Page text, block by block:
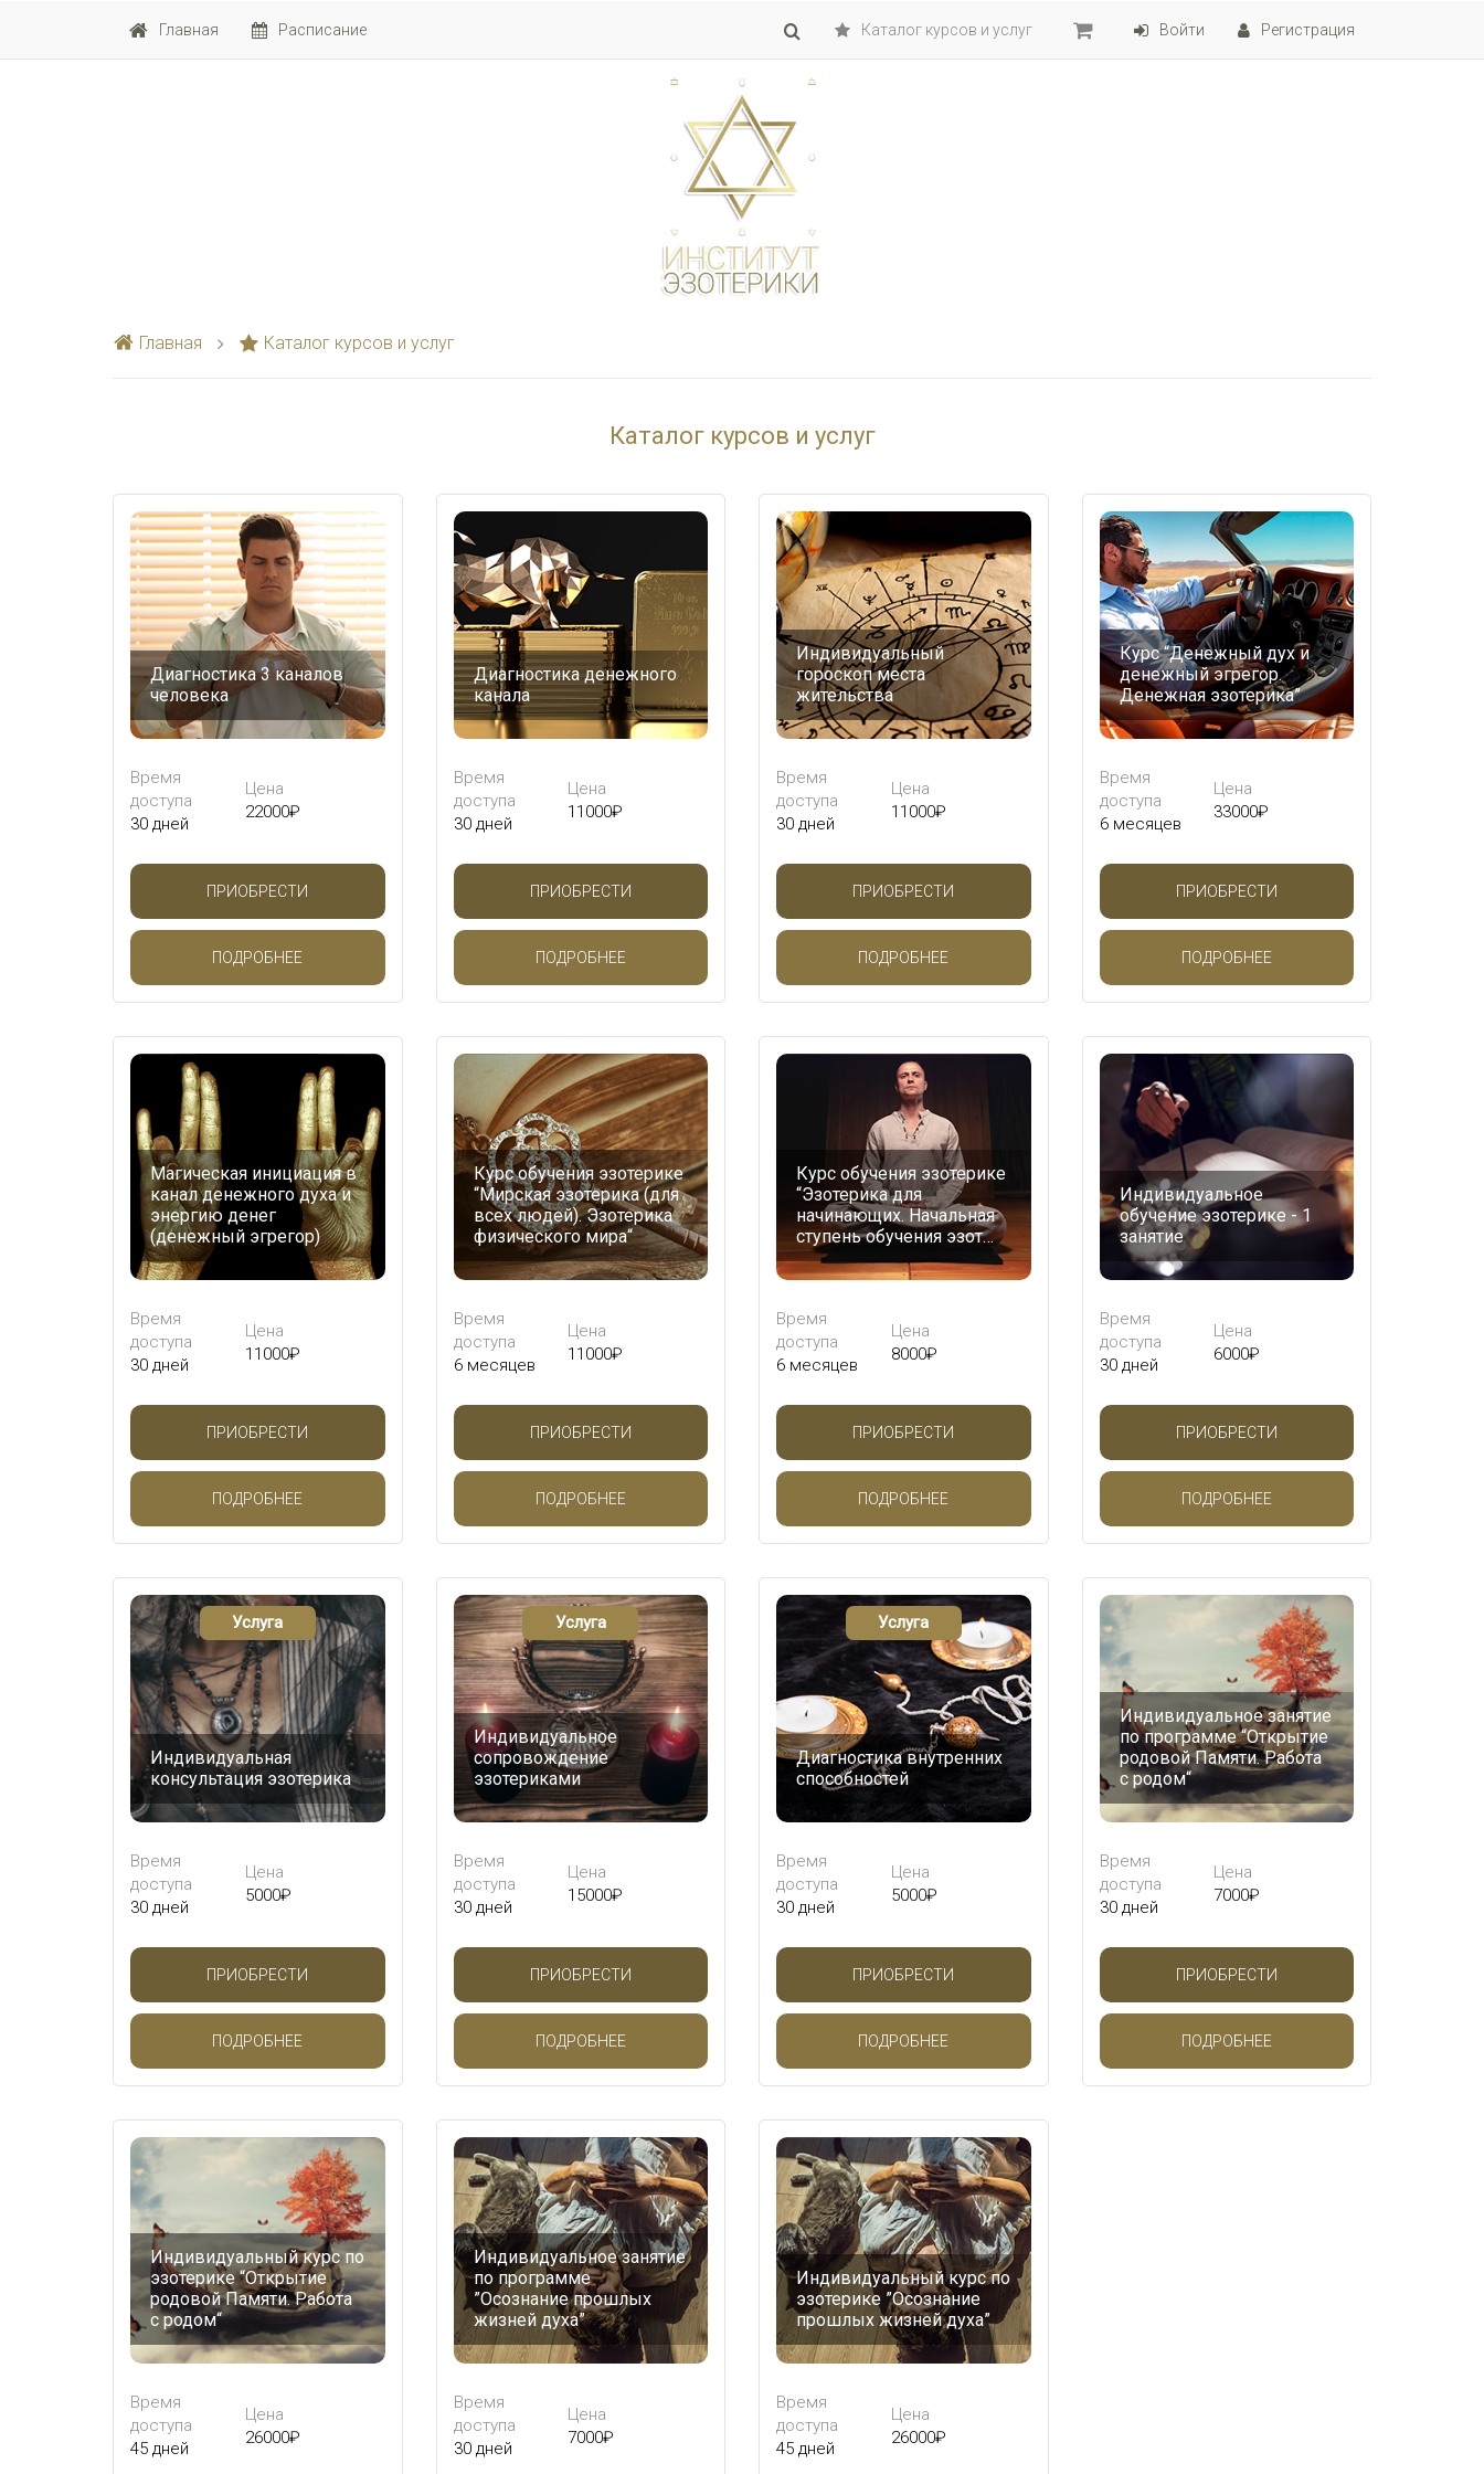
Главная Расписание Каталог курсов и услуг Войти Регистрация
Главная Каталог курсов и услуг
Каталог курсов и услуг
Диагностика 3 каналов
человека
Время
доступа
30 дней
Цена
22000₽
ПРИОБРЕСТИ
ПОДРОБНЕЕ
Диагностика денежного
канала
Время
доступа
30 дней
Цена
11000₽
ПРИОБРЕСТИ
ПОДРОБНЕЕ
Индивидуальный
гороскоп места
жительства
Время
доступа
30 дней
Цена
11000₽
ПРИОБРЕСТИ
ПОДРОБНЕЕ
Курс “Денежный дух и
денежный эгрегор.
Денежная эзотерика”
Время
доступа
6 месяцев
Цена
33000₽
ПРИОБРЕСТИ
ПОДРОБНЕЕ
Магическая инициация в
канал денежного духа и
энергию денег
(денежный эгрегор)
Время
доступа
30 дней
Цена
11000₽
ПРИОБРЕСТИ
ПОДРОБНЕЕ
Курс обучения эзотерике
“Мирская эзотерика (для
всех людей). Эзотерика
физического мира“
Время
доступа
6 месяцев
Цена
11000₽
ПРИОБРЕСТИ
ПОДРОБНЕЕ
Курс обучения эзотерике
“Эзотерика для
начинающих. Начальная
ступень обучения эзот…
Время
доступа
6 месяцев
Цена
8000₽
ПРИОБРЕСТИ
ПОДРОБНЕЕ
Индивидуальное
обучение эзотерике - 1
занятие
Время
доступа
30 дней
Цена
6000₽
ПРИОБРЕСТИ
ПОДРОБНЕЕ
Услуга
Индивидуальная
консультация эзотерика
Время
доступа
30 дней
Цена
5000₽
ПРИОБРЕСТИ
ПОДРОБНЕЕ
Услуга
Индивидуальное
сопровождение
эзотериками
Время
доступа
30 дней
Цена
15000₽
ПРИОБРЕСТИ
ПОДРОБНЕЕ
Услуга
Диагностика внутренних
способностей
Время
доступа
30 дней
Цена
5000₽
ПРИОБРЕСТИ
ПОДРОБНЕЕ
Индивидуальное занятие
по программе “Открытие
родовой Памяти. Работа
с родом“
Время
доступа
30 дней
Цена
7000₽
ПРИОБРЕСТИ
ПОДРОБНЕЕ
Индивидуальный курс по
эзотерике “Открытие
родовой Памяти. Работа
с родом“
Время
доступа
45 дней
Цена
26000₽
Индивидуальное занятие
по программе
”Осознание прошлых
жизней духа”
Время
доступа
30 дней
Цена
7000₽
Индивидуальный курс по
эзотерике ”Осознание
прошлых жизней духа”
Время
доступа
45 дней
Цена
26000₽